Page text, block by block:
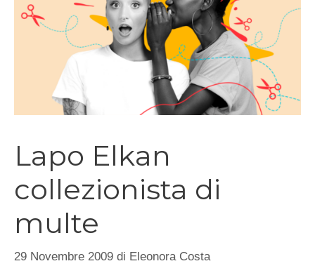
Lapo Elkan
collezionista di
multe
29 Novembre 2009 di Eleonora Costa